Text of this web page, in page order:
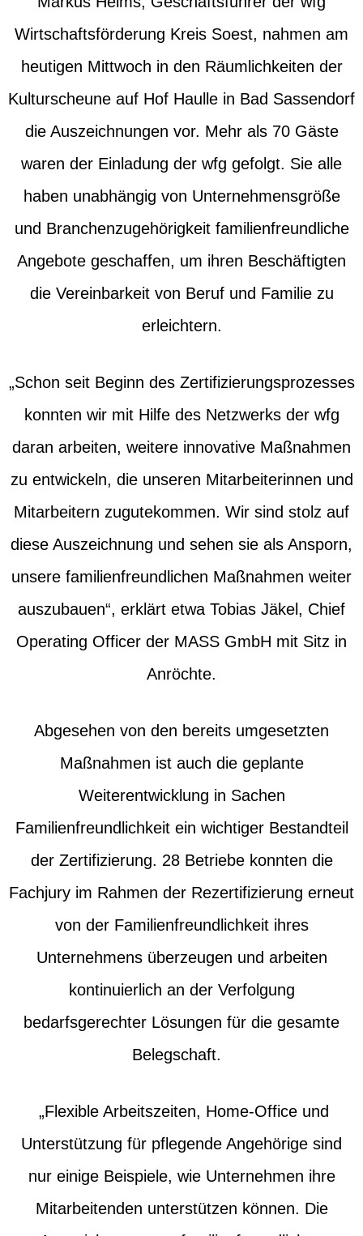
Wirtschaftsförderung Kreis Soest, nahmen am
heutigen Mittwoch in den Räumlichkeiten der
Kulturscheune auf Hof Haulle in Bad Sassendorf
die Auszeichnungen vor. Mehr als 70 Gäste
waren der Einladung der wfg gefolgt. Sie alle
haben unabhängig von Unternehmensgröße
und Branchenzugehörigkeit familienfreundliche
Angebote geschaffen, um ihren Beschäftigten
die Vereinbarkeit von Beruf und Familie zu
erleichtern.
„Schon seit Beginn des Zertifizierungsprozesses
konnten wir mit Hilfe des Netzwerks der wfg
daran arbeiten, weitere innovative Maßnahmen
zu entwickeln, die unseren Mitarbeiterinnen und
Mitarbeitern zugutekommen. Wir sind stolz auf
diese Auszeichnung und sehen sie als Ansporn,
unsere familienfreundlichen Maßnahmen weiter
auszubauen“, erklärt etwa Tobias Jäkel, Chief
Operating Officer der MASS GmbH mit Sitz in
Anröchte.
Abgesehen von den bereits umgesetzten
Maßnahmen ist auch die geplante
Weiterentwicklung in Sachen
Familienfreundlichkeit ein wichtiger Bestandteil
der Zertifizierung. 28 Betriebe konnten die
Fachjury im Rahmen der Rezertifizierung erneut
von der Familienfreundlichkeit ihres
Unternehmens überzeugen und arbeiten
kontinuierlich an der Verfolgung
bedarfsgerechter Lösungen für die gesamte
Belegschaft.
„Flexible Arbeitszeiten, Home-Office und
Unterstützung für pflegende Angehörige sind
nur einige Beispiele, wie Unternehmen ihre
Mitarbeitenden unterstützen können. Die